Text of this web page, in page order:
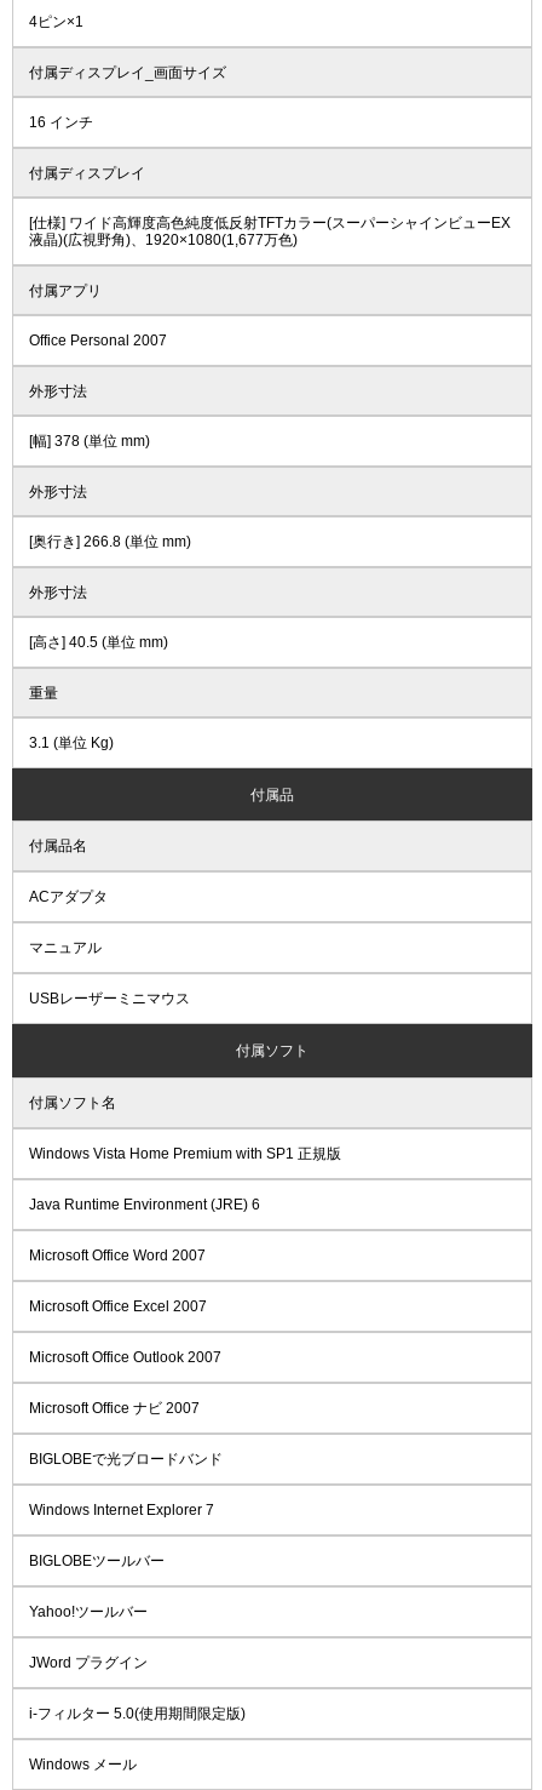
4ピン×1
付属ディスプレイ_画面サイズ
16 インチ
付属ディスプレイ
[仕様] ワイド高輝度高色純度低反射TFTカラー(スーパーシャインビューEX
液晶)(広視野角)、1920×1080(1,677万色)
付属アプリ
Office Personal 2007
外形寸法
[幅] 378 (単位 mm)
外形寸法
[奥行き] 266.8 (単位 mm)
外形寸法
[高さ] 40.5 (単位 mm)
重量
3.1 (単位 Kg)
付属品
付属品名
ACアダプタ
マニュアル
USBレーザーミニマウス
付属ソフト
付属ソフト名
Windows Vista Home Premium with SP1 正規版
Java Runtime Environment (JRE) 6
Microsoft Office Word 2007
Microsoft Office Excel 2007
Microsoft Office Outlook 2007
Microsoft Office ナビ 2007
BIGLOBEで光ブロードバンド
Windows Internet Explorer 7
BIGLOBEツールバー
Yahoo!ツールバー
JWord プラグイン
i-フィルター 5.0(使用期間限定版)
Windows メール